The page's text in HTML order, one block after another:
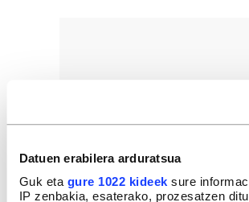
Datuen erabilera arduratsua
Guk eta gure 1022 kideek sure
IP zenbakia, esaterako, prozesatzen